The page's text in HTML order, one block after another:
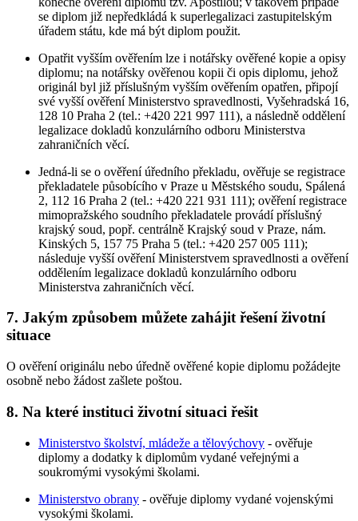
se diplom již nepředkládá k superlegalizaci zastupitelským
úřadem státu, kde má být diplom použit.
Opatřit vyšším ověřením lze i notářsky ověřené kopie a opisy
diplomu; na notářsky ověřenou kopii či opis diplomu, jehož
originál byl již příslušným vyšším ověřením opatřen, připojí
své vyšší ověření Ministerstvo spravedlnosti, Vyšehradská 16,
128 10 Praha 2 (tel.: +420 221 997 111), a následně oddělení
legalizace dokladů konzulárního odboru Ministerstva
zahraničních věcí.
Jedná-li se o ověření úředního překladu, ověřuje se registrace
překladatele působícího v Praze u Městského soudu, Spálená
2, 112 16 Praha 2 (tel.: +420 221 931 111); ověření registrace
mimopražského soudního překladatele provádí příslušný
krajský soud, popř. centrálně Krajský soud v Praze, nám.
Kinských 5, 157 75 Praha 5 (tel.: +420 257 005 111);
následuje vyšší ověření Ministerstvem spravedlnosti a ověření
oddělením legalizace dokladů konzulárního odboru
Ministerstva zahraničních věcí.
7. Jakým způsobem můžete zahájit řešení životní
situace
O ověření originálu nebo úředně ověřené kopie diplomu požádejte
osobně nebo žádost zašlete poštou.
8. Na které instituci životní situaci řešit
Ministerstvo školství, mládeže a tělovýchovy - ověřuje
diplomy a dodatky k diplomům vydané veřejnými a
soukromými vysokými školami.
Ministerstvo obrany - ověřuje diplomy vydané vojenskými
vysokými školami.